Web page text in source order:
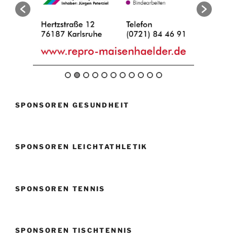
SPONSOREN GESUNDHEIT
SPONSOREN LEICHTATHLETIK
SPONSOREN TENNIS
SPONSOREN TISCHTENNIS